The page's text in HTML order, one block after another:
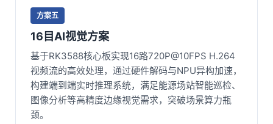
方案五
16目AI视觉方案
基于RK3588核心板实现16路720P@10FPS H.264
视频流的高效处理，通过硬件解码与NPU异构加速，
构建端到端实时推理系统，满足能源场站智能巡检、
图像分析等高精度边缘视觉需求，突破场景算力瓶
颈。